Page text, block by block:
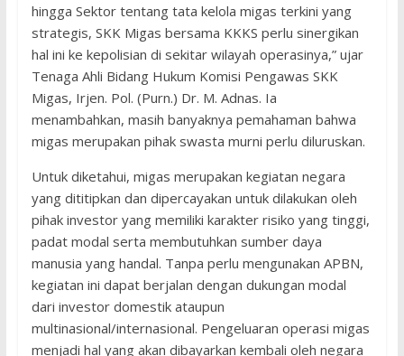
hingga Sektor tentang tata kelola migas terkini yang
strategis, SKK Migas bersama KKKS perlu sinergikan
hal ini ke kepolisian di sekitar wilayah operasinya,” ujar
Tenaga Ahli Bidang Hukum Komisi Pengawas SKK
Migas, Irjen. Pol. (Purn.) Dr. M. Adnas. Ia
menambahkan, masih banyaknya pemahaman bahwa
migas merupakan pihak swasta murni perlu diluruskan.
Untuk diketahui, migas merupakan kegiatan negara
yang dititipkan dan dipercayakan untuk dilakukan oleh
pihak investor yang memiliki karakter risiko yang tinggi,
padat modal serta membutuhkan sumber daya
manusia yang handal. Tanpa perlu mengunakan APBN,
kegiatan ini dapat berjalan dengan dukungan modal
dari investor domestik ataupun
multinasional/internasional. Pengeluaran operasi migas
menjadi hal yang akan dibayarkan kembali oleh negara